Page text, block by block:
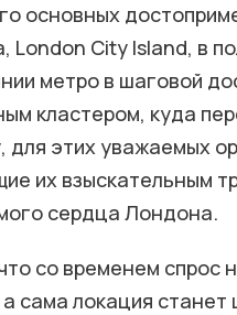
основных
City Island, в
метро в шаговой
кластером, куда
для этих уважаемых
их взыскательным
сердца Лондона.
со временем спрос
сама локация станет